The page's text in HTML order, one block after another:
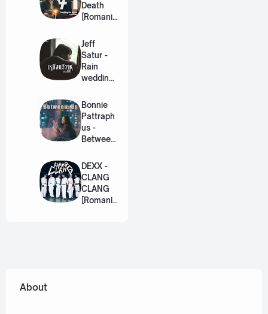
Death
[Romaniz
Lyric +
Eng]
Jeff
Satur -
Rain
wedding
วิวาห์)
Ost. The
Paradise
of Thorns
Lyric +
Eng]
Bonnie
Pattraph
us -
Between
US The
Series
[Romaniz
ation
Lyric +
DEXX -
CLANG
CLANG
[Romaniz
About